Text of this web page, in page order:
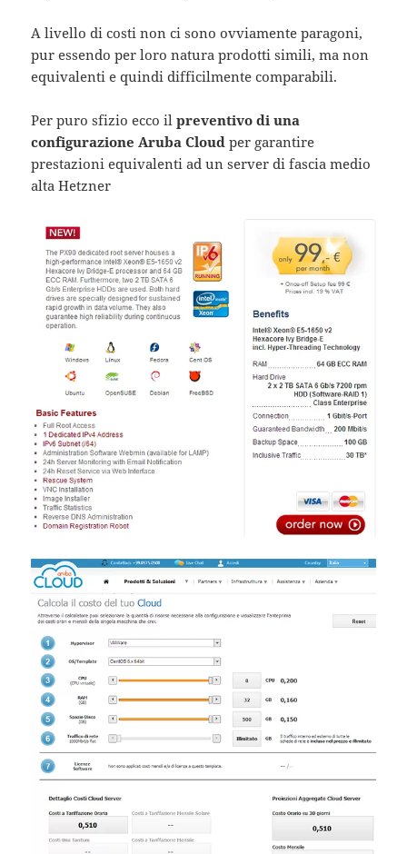
A livello di costi non ci sono ovviamente paragoni,
pur essendo per loro natura prodotti simili, ma non
equivalenti e quindi difficilmente comparabili.
Per puro sfizio ecco ilpreventivo di una
configurazione Aruba Cloud per garantire
prestazioni equivalenti ad un server di fascia medio
alta Hetzner